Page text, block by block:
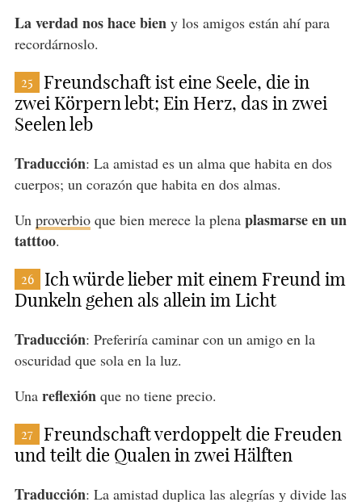
La verdad nos hace bieny los amigos están ahí para
recordárnoslo.
25
Freundschaft ist eine Seele, die in
zwei Körpern lebt; Ein Herz, das in zwei
Seelen leb
Traducción: La amistad es un alma que habita en dos
cuerpos; un corazón que habita en dos almas.
Un proverbioque bien merece la plena plasmarse en un
tatttoo.
26
Ich würde lieber mit einem Freund im
Dunkeln gehen als allein im Licht
Traducción: Preferiría caminar con un amigo en la
oscuridad que sola en la luz.
Una reflexiónque no tiene precio.
27
Freundschaft verdoppelt die Freuden
und teilt die Qualen in zwei Hälften
Traducción: La amistad duplica las alegrías y divide las